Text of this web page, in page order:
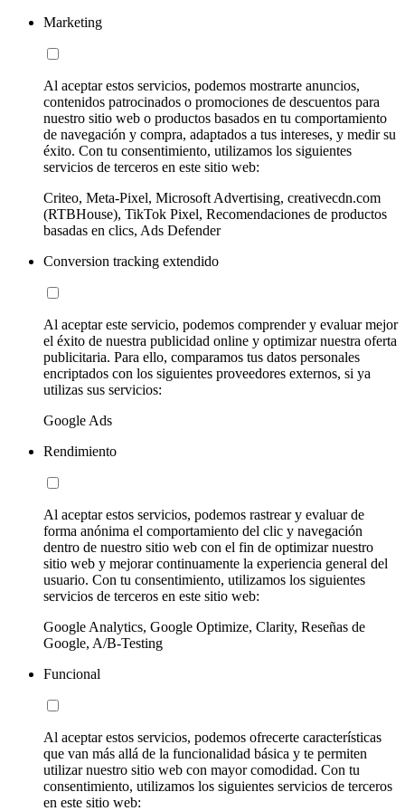
Marketing
Al aceptar estos servicios, podemos mostrarte anuncios,
contenidos patrocinados o promociones de descuentos para
nuestro sitio web o productos basados en tu comportamiento
de navegación y compra, adaptados a tus intereses, y medir su
éxito. Con tu consentimiento, utilizamos los siguientes
servicios de terceros en este sitio web:
Criteo, Meta-Pixel, Microsoft Advertising, creativecdn.com
(RTBHouse), TikTok Pixel, Recomendaciones de productos
basadas en clics, Ads Defender
Conversion tracking extendido
Al aceptar este servicio, podemos comprender y evaluar mejor
el éxito de nuestra publicidad online y optimizar nuestra oferta
publicitaria. Para ello, comparamos tus datos personales
encriptados con los siguientes proveedores externos, si ya
utilizas sus servicios:
Google Ads
Rendimiento
Al aceptar estos servicios, podemos rastrear y evaluar de
forma anónima el comportamiento del clic y navegación
dentro de nuestro sitio web con el fin de optimizar nuestro
sitio web y mejorar continuamente la experiencia general del
usuario. Con tu consentimiento, utilizamos los siguientes
servicios de terceros en este sitio web:
Google Analytics, Google Optimize, Clarity, Reseñas de
Google, A/B-Testing
Funcional
Al aceptar estos servicios, podemos ofrecerte características
que van más allá de la funcionalidad básica y te permiten
utilizar nuestro sitio web con mayor comodidad. Con tu
consentimiento, utilizamos los siguientes servicios de terceros
en este sitio web: